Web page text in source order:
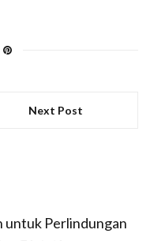
Next Post